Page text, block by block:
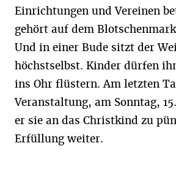
Einrichtungen und Vereinen
gehört auf dem
Und in einer Bude sitzt der
höchstselbst. Kinder dürfen
ins Ohr flüstern. Am letzten
Veranstaltung, am Sonntag,
er sie an das Christkind zu
Erfüllung weiter.